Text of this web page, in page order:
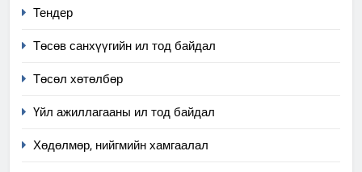
Тендер
Төсөв санхүүгийн ил тод байдал
Төсөл хөтөлбөр
Үйл ажиллагааны ил тод байдал
Хөдөлмөр, нийгмийн хамгаалал
6
ИЛ ТОД БАЙДАЛ
7